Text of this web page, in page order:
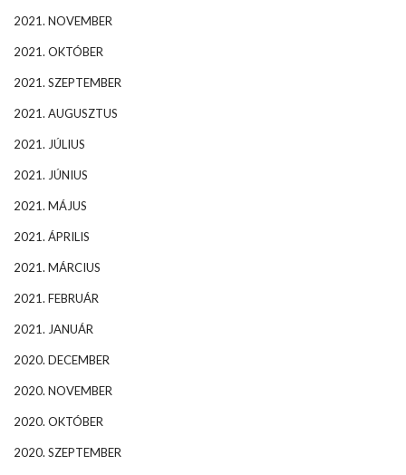
2021. NOVEMBER
2021. OKTÓBER
2021. SZEPTEMBER
2021. AUGUSZTUS
2021. JÚLIUS
2021. JÚNIUS
2021. MÁJUS
2021. ÁPRILIS
2021. MÁRCIUS
2021. FEBRUÁR
2021. JANUÁR
2020. DECEMBER
2020. NOVEMBER
2020. OKTÓBER
2020. SZEPTEMBER